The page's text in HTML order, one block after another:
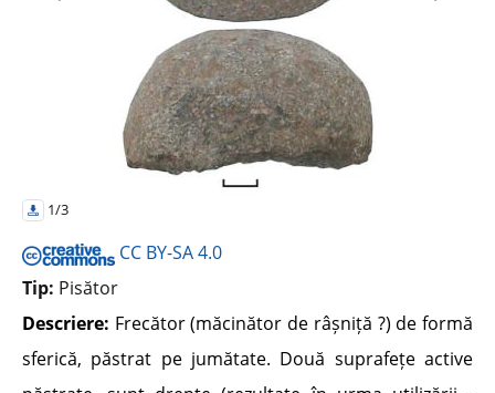
1/3
CC BY-SA 4.0
Tip: Pisător
Descriere: Frecător (măcinător de râșniță ?) de formă
sferică, păstrat pe jumătate. Două suprafețe active